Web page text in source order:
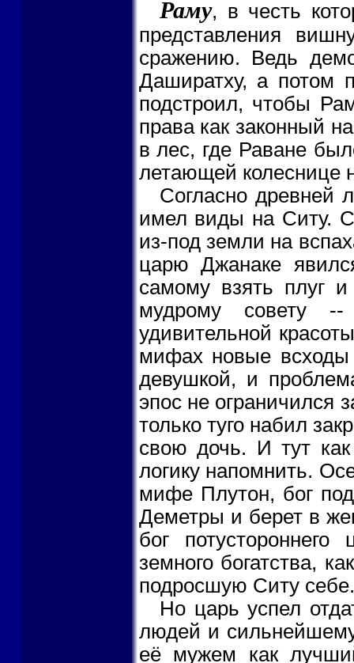
Раму, в честь
представления
сражению. Ведь
Даширатху, а потом
подстроил, чтобы
права как законный
в лес, где Раване
летающей колеснице
Согласно древней
имел виды на Ситу.
из-под земли на
царю Джанаке
самому взять плуг
мудрому совету
удивительной
мифах новые всходы
девушкой, и
эпос не ограничился
только туго набил
свою дочь. И тут
логику напомнить.
мифе Плутон, бог
Деметры и берет в
бог
земного богатства,
подросшую Ситу себе.
Но царь успел
людей и
её мужем как